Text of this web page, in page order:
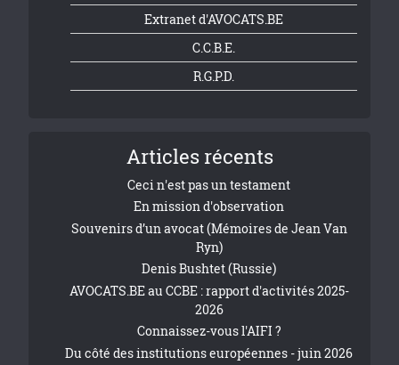
Extranet d'AVOCATS.BE
C.C.B.E.
R.G.P.D.
Articles récents
Ceci n'est pas un testament
En mission d'observation
Souvenirs d’un avocat (Mémoires de Jean Van
Ryn)
Denis Bushtet (Russie)
AVOCATS.BE au CCBE : rapport d'activités 2025-
2026
Connaissez-vous l'AIFI ?
Du côté des institutions européennes - juin 2026